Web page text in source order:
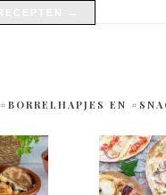
#BORRELHAPJES EN